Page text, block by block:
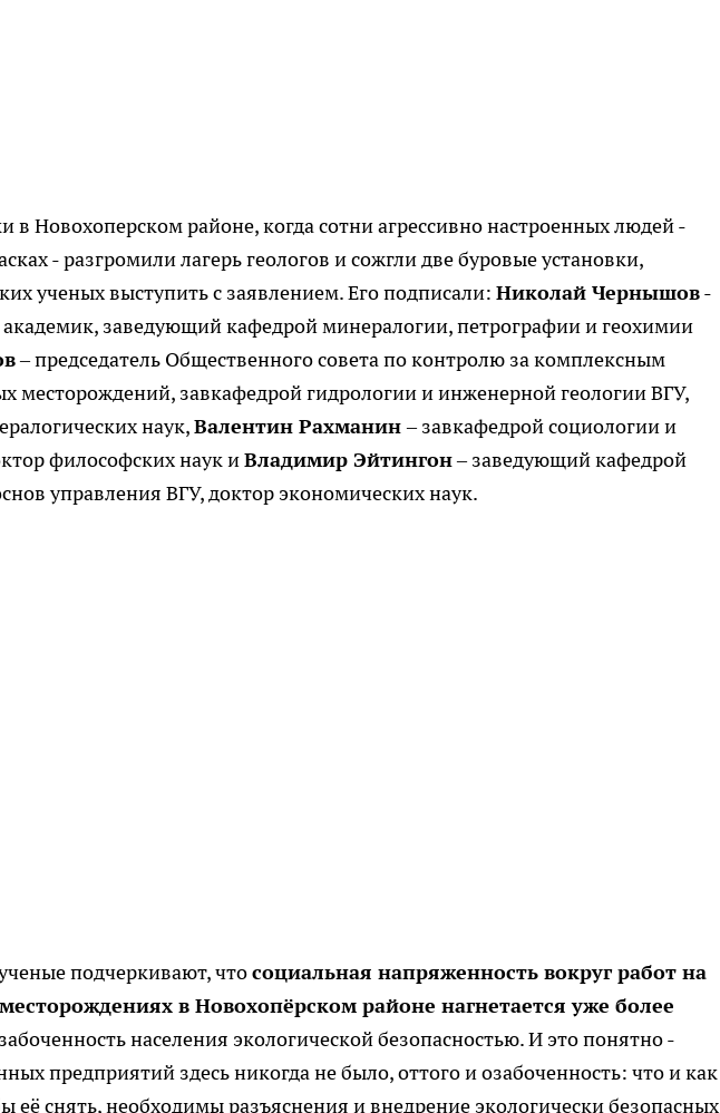
в Новохоперском районе, когда сотни агрессивно настроенных людей -
- разгромили лагерь геологов и сожгли две буровые установки,
ученых выступить с заявлением. Его подписали: Николай Чернышов-
заведующий кафедрой минералогии, петрографии и геохимии
– председатель Общественного совета по контролю за комплексным
месторождений, завкафедрой гидрологии и инженерной геологии ВГУ,
наук,Валентин Рахманин– завкафедрой социологии и
философских наук иВладимир Эйтингон– заведующий кафедрой
управления ВГУ, доктор экономических наук.
подчеркивают, чтосоциальная напряженность вокруг работ на
в Новохопёрском районе нагнетается уже более
населения экологической безопасностью. И это понятно -
предприятий здесь никогда не было, оттого и озабоченность: что и как
её снять, необходимы разъяснения и внедрение экологически безопасных